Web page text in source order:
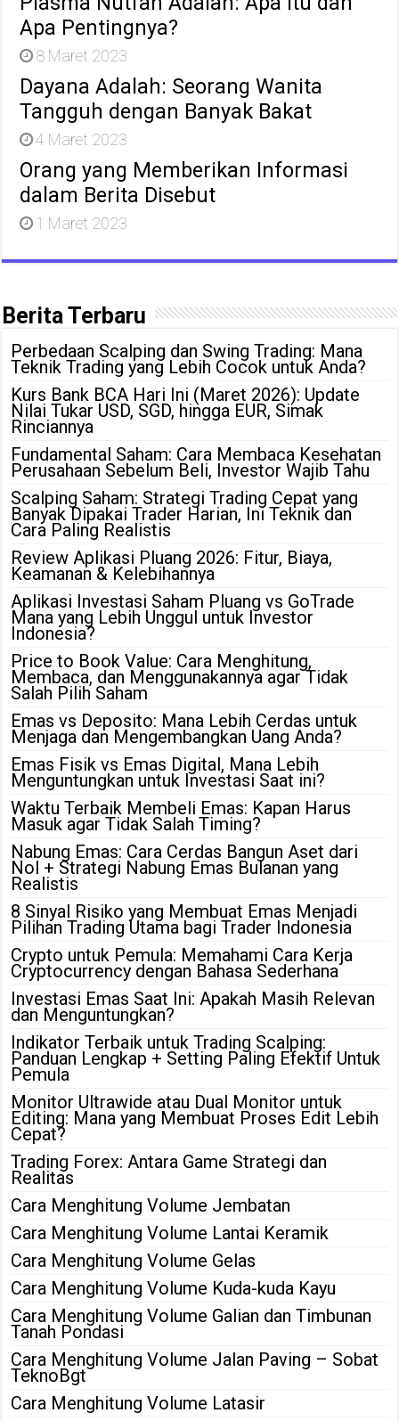
Apa Pentingnya?
8 Maret 2023
Dayana Adalah: Seorang Wanita
Tangguh dengan Banyak Bakat
4 Maret 2023
Orang yang Memberikan Informasi
dalam Berita Disebut
1 Maret 2023
Berita Terbaru
Perbedaan Scalping dan Swing Trading: Mana
Teknik Trading yang Lebih Cocok untuk Anda?
Kurs Bank BCA Hari Ini (Maret 2026): Update
Nilai Tukar USD, SGD, hingga EUR, Simak
Rinciannya
Fundamental Saham: Cara Membaca Kesehatan
Perusahaan Sebelum Beli, Investor Wajib Tahu
Scalping Saham: Strategi Trading Cepat yang
Banyak Dipakai Trader Harian, Ini Teknik dan
Cara Paling Realistis
Review Aplikasi Pluang 2026: Fitur, Biaya,
Keamanan & Kelebihannya
Aplikasi Investasi Saham Pluang vs GoTrade
Mana yang Lebih Unggul untuk Investor
Indonesia?
Price to Book Value: Cara Menghitung,
Membaca, dan Menggunakannya agar Tidak
Salah Pilih Saham
Emas vs Deposito: Mana Lebih Cerdas untuk
Menjaga dan Mengembangkan Uang Anda?
Emas Fisik vs Emas Digital, Mana Lebih
Menguntungkan untuk Investasi Saat ini?
Waktu Terbaik Membeli Emas: Kapan Harus
Masuk agar Tidak Salah Timing?
Nabung Emas: Cara Cerdas Bangun Aset dari
Nol + Strategi Nabung Emas Bulanan yang
Realistis
8 Sinyal Risiko yang Membuat Emas Menjadi
Pilihan Trading Utama bagi Trader Indonesia
Crypto untuk Pemula: Memahami Cara Kerja
Cryptocurrency dengan Bahasa Sederhana
Investasi Emas Saat Ini: Apakah Masih Relevan
dan Menguntungkan?
Indikator Terbaik untuk Trading Scalping:
Panduan Lengkap + Setting Paling Efektif Untuk
Pemula
Monitor Ultrawide atau Dual Monitor untuk
Editing: Mana yang Membuat Proses Edit Lebih
Cepat?
Trading Forex: Antara Game Strategi dan
Realitas
Cara Menghitung Volume Jembatan
Cara Menghitung Volume Lantai Keramik
Cara Menghitung Volume Gelas
Cara Menghitung Volume Kuda-kuda Kayu
Cara Menghitung Volume Galian dan Timbunan
Tanah Pondasi
Cara Menghitung Volume Jalan Paving – Sobat
TeknoBgt
Cara Menghitung Volume Latasir